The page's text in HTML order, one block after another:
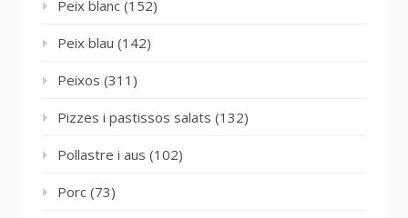
Peix blanc (152)
Peix blau (142)
Peixos (311)
Pizzes i pastissos salats (132)
Pollastre i aus (102)
Porc (73)